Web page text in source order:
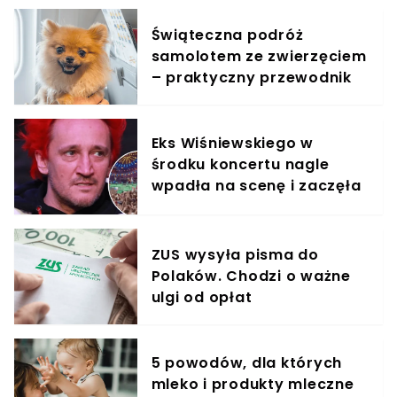
Świąteczna podróż
samolotem ze zwierzęciem
– praktyczny przewodnik
Eks Wiśniewskiego w
środku koncertu nagle
wpadła na scenę i zaczęła
ZUS wysyła pisma do
Polaków. Chodzi o ważne
ulgi od opłat
5 powodów, dla których
mleko i produkty mleczne